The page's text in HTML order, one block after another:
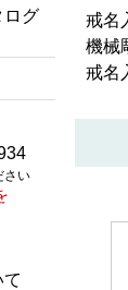
戒名
機械
戒名
ログ
さい